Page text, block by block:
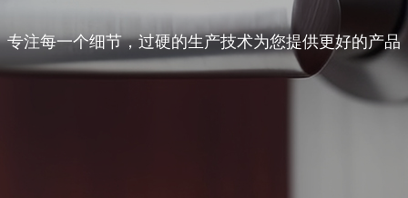
专注每一个细节，过硬的生产技术为您提供更好的产品